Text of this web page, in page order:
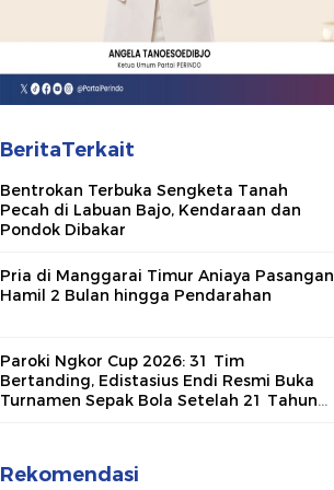
BeritaTerkait
Bentrokan Terbuka Sengketa Tanah
Pecah di Labuan Bajo, Kendaraan dan
Pondok Dibakar
Pria di Manggarai Timur Aniaya Pasangan
Hamil 2 Bulan hingga Pendarahan
Paroki Ngkor Cup 2026: 31 Tim
Bertanding, Edistasius Endi Resmi Buka
Turnamen Sepak Bola Setelah 21 Tahun
Rekomendasi